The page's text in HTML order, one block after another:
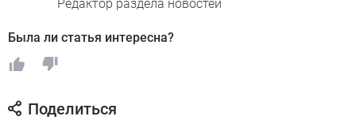
Редактор раздела новостей
Была ли статья интересна?
Поделиться